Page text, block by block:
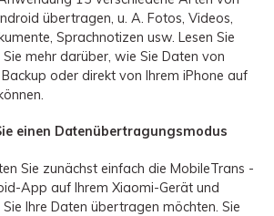
übertragen, u. A. Fotos, Videos,
Sprachnotizen usw. Lesen Sie
mehr darüber, wie Sie Daten von
oder direkt von Ihrem iPhone auf
einen Datenübertragungsmodus
Sie zunächst einfach die MobileTrans -
App auf Ihrem Xiaomi-Gerät und
Ihre Daten übertragen möchten. Sie